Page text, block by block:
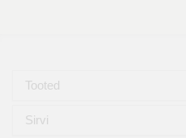
Tooted
Sirvi